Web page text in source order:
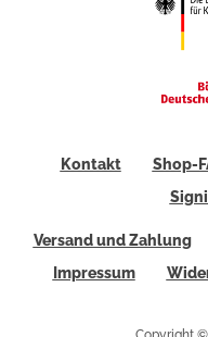
Kontakt Shop-
Versand und Zahlung
Impressum